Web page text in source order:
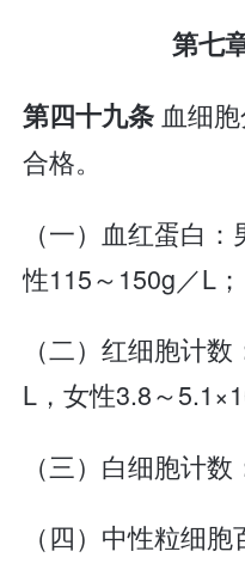
第七
第四十九条血细
合格。
（一）血红蛋白
性115～150g／L；
（二）红细胞计
L，女性3.8～
（三）白细胞计
（四）中性粒细